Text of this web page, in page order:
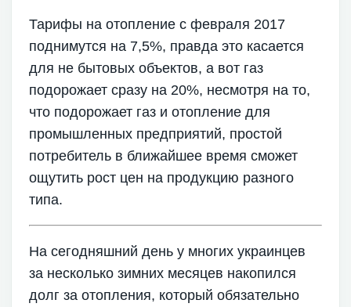
Тарифы на отопление с февраля 2017
поднимутся на 7,5%, правда это касается
для не бытовых объектов, а вот газ
подорожает сразу на 20%, несмотря на то,
что подорожает газ и отопление для
промышленных предприятий, простой
потребитель в ближайшее время сможет
ощутить рост цен на продукцию разного
типа.
На сегодняшний день у многих украинцев
за несколько зимних месяцев накопился
долг за отопления, который обязательно